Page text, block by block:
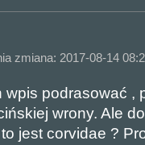
zmiana: 2017-08-14
wpis podrasować ,
wrony. Ale
jest corvidae ?